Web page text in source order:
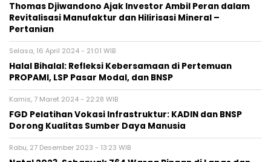
Thomas Djiwandono Ajak Investor Ambil Peran dalam
Revitalisasi Manufaktur dan Hilirisasi Mineral –
Pertanian
Selasa, 16 April 2024 - 21:01 WIB
Halal Bihalal: Refleksi Kebersamaan di Pertemuan
PROPAMI, LSP Pasar Modal, dan BNSP
Kamis, 7 Maret 2024 - 22:28 WIB
FGD Pelatihan Vokasi Infrastruktur: KADIN dan BNSP
Dorong Kualitas Sumber Daya Manusia
Rabu, 27 Desember 2023 - 13:23 WIB